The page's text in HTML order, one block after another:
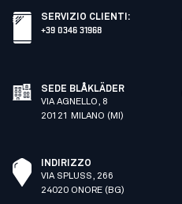
SERVIZIO CLIENTI :
+39 0346 31968
SEDE BLÅKLÄDER
VIA AGNELLO, 8
20121 MILANO (MI)
INDIRIZZO
VIA SPLUSS, 266
24020 ONORE (BG)